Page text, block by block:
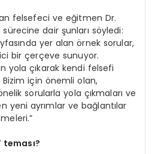
felsefeci ve eğitmen Dr.
dair şunları söyledi:
yer alan örnek sorular,
bir çerçeve sunuyor.
yola çıkarak kendi felsefi
Bizim için önemli olan,
sorularla yola çıkmaları ve
yeni ayrımlar ve bağlantılar
teması?